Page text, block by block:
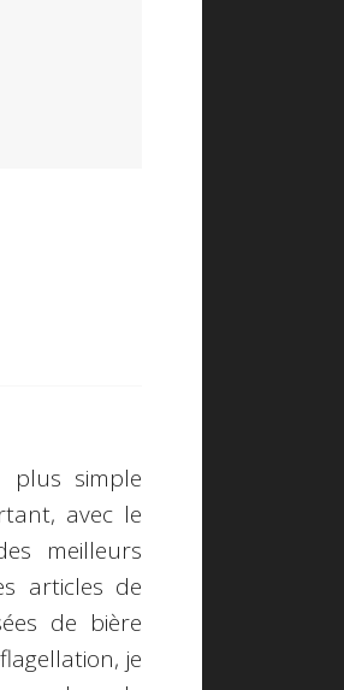
simple
avec le
meilleurs
articles de
de bière
je